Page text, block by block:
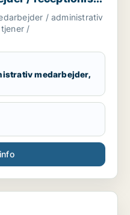
/ administrativ
/
medarbejder,
/